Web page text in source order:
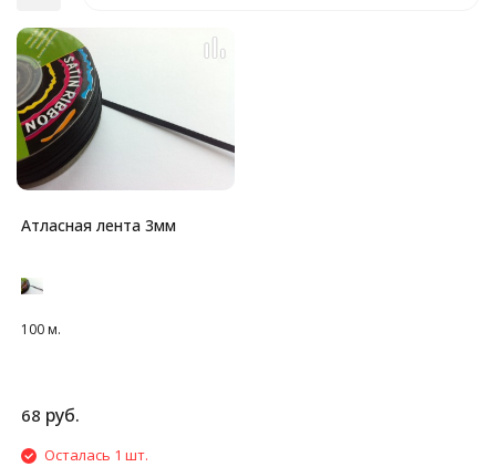
Атласная лента 3мм
100 м.
68 руб.
Осталась 1 шт.